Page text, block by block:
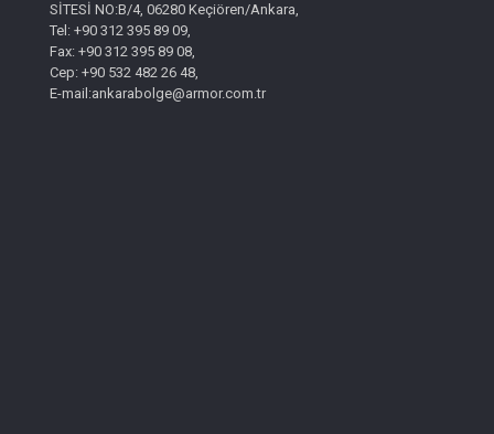
SİTESİ NO:B/4, 06280 Keçiören/Ankara,
Tel: +90 312 395 89 09,
Fax: +90 312 395 89 08,
Cep: +90 532 482 26 48,
E-mail:ankarabolge@armor.com.tr